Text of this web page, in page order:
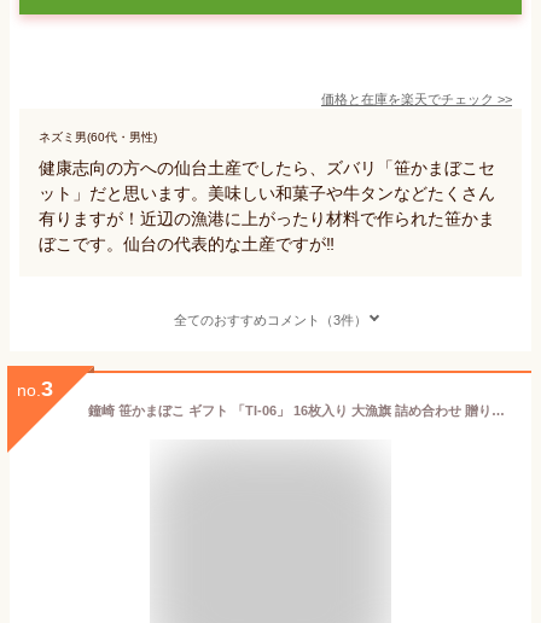
価格と在庫を楽天でチェック >>
ネズミ男(60代・男性)
健康志向の方への仙台土産でしたら、ズバリ「笹かまぼこセ
ット」だと思います。美味しい和菓子や牛タンなどたくさん
有りますが！近辺の漁港に上がったり材料で作られた笹かま
ぼこです。仙台の代表的な土産ですが‼️
全てのおすすめコメント（3件）
no. 3
鐘崎 笹かまぼこ ギフト 「TI-06」 16枚入り 大漁旗 詰め合わせ 贈り物 お礼 仙台 お土産 個包装 お返し お祝い 内祝い ご挨拶 感謝 プレゼント 女性 男性 帰省 高級 魚 天然塩 慶事 弔事 甘くない バレンタイン